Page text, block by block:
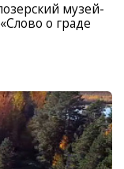
музей-
о граде